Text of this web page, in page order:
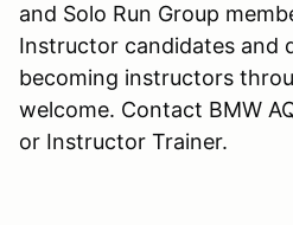
and Solo Run Group
Instructor candidates and
becoming instructors
welcome. Contact BMW
or Instructor Trainer.